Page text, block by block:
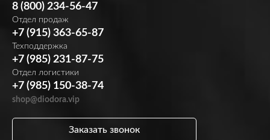
8 (800) 234-56-47
Отдел продаж
+7 (915) 363-65-87
Техподдержка
+7 (985) 231-87-75
Отдел логистики
+7 (985) 150-38-74
shop@diodora.vip
Заказать звонок